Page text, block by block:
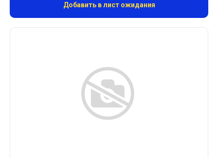
Добавить в лист ожидания